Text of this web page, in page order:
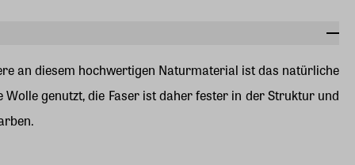
an diesem hochwertigen Naturmaterial ist das natürliche
genutzt, die Faser ist daher fester in der Struktur und